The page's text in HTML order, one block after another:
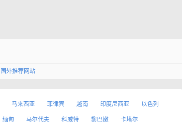
国外推荐网站
马来西亚 菲律宾 越南 印度尼西亚
以色列
缅甸 马尔代夫 科威特 黎巴嫩 卡塔尔